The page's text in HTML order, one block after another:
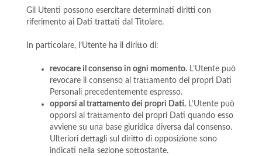
Gli Utenti possono esercitare determinati diritti con
riferimento ai Dati trattati dal Titolare.
In particolare, l’Utente ha il diritto di:
revocare il consenso in ogni momento.L’Utente può
revocare il consenso al trattamento dei propri Dati
Personali precedentemente espresso.
opporsi al trattamento dei propri Dati.L’Utente può
opporsi al trattamento dei propri Dati quando esso
avviene su una base giuridica diversa dal consenso.
Ulteriori dettagli sul diritto di opposizione sono
indicati nella sezione sottostante.